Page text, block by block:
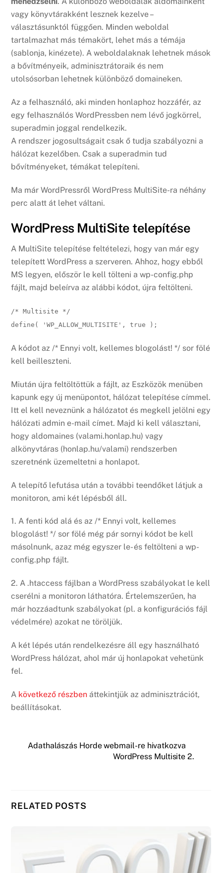
vagy könyvtárakként lesznek kezelve –
választásunktól függően. Minden weboldal
tartalmazhat más témakört, lehet más a témája
(sablonja, kinézete). A weboldalaknak lehetnek mások
a bővítményeik, adminisztrátoraik és nem
utolsósorban lehetnek különböző domaineken.
Az a felhasználó, aki minden honlaphoz hozzáfér, az
egy felhasználós WordPressben nem lévő jogkörrel,
superadmin joggal rendelkezik.
A rendszer jogosultságait csak ő tudja szabályozni a
hálózat kezelőben. Csak a superadmin tud
bővítményeket, témákat telepíteni.
Ma már WordPressről WordPress MultiSite-ra néhány
perc alatt át lehet váltani.
WordPress MultiSite telepítése
A MultiSite telepítése feltételezi, hogy van már egy
telepített WordPress a szerveren. Ahhoz, hogy ebből
MS legyen, először le kell tölteni a wp-config.php
fájlt, majd beleírva az alábbi kódot, újra feltölteni.
/* Multisite */
define(
'WP_ALLOW_MULTISITE' , true );
A kódot az /* Ennyi volt, kellemes blogolást! */ sor fölé
kell beilleszteni.
Miután újra feltöltöttük a fájlt, az Eszközök menüben
kapunk egy új menüpontot, hálózat telepítése címmel.
Itt el kell neveznünk a hálózatot és megkell jelölni egy
hálózati admin e-mail címet. Majd ki kell választani,
hogy aldomaines (valami.honlap.hu) vagy
alkönyvtáras (honlap.hu/valami) rendszerben
szeretnénk üzemeltetni a honlapot.
A telepítő lefutása után a további teendőket látjuk a
monitoron, ami két lépésből áll.
1. A fenti kód alá és az /* Ennyi volt, kellemes
blogolást! */ sor fölé még pár sornyi kódot be kell
másolnunk, azaz még egyszer le- és feltölteni a wp-
config.php fájlt.
2. A .htaccess fájlban a WordPress szabályokat le kell
cserélni a monitoron láthatóra. Értelemszerűen, ha
már hozzáadtunk szabályokat (pl. a konfigurációs fájl
védelmére) azokat ne töröljük.
A két lépés után rendelkezésre áll egy használható
WordPress hálózat, ahol már új honlapokat vehetünk
fel.
A következő részben áttekintjük az adminisztrációt,
beállításokat.
Adathalászás Horde webmail-re hivatkozva
WordPress Multisite 2.
RELATED POSTS